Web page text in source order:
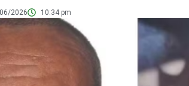
2026 10:34 pm